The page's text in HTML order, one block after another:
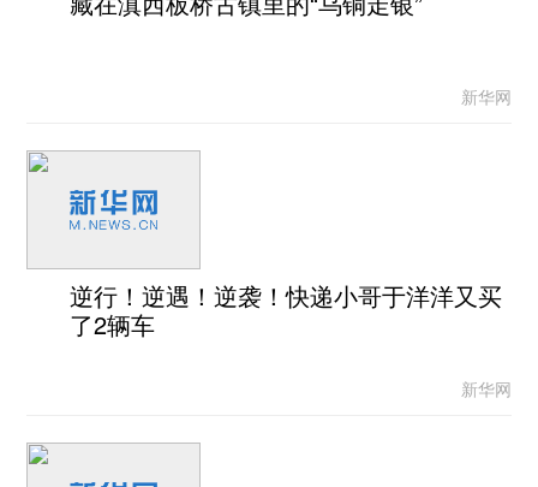
新华网
逆行！逆遇！逆袭！快递小哥于洋洋又买
了2辆车
新华网